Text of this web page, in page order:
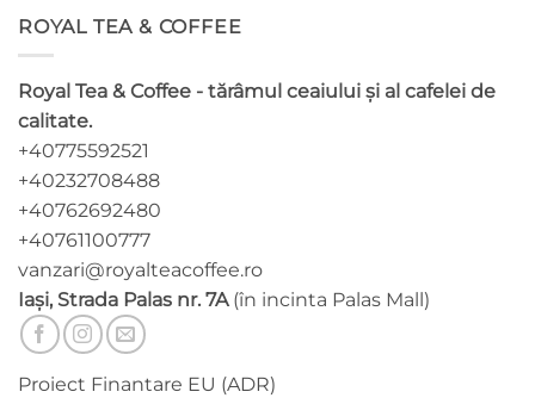
variații.
Opțiunile
fi
alese
în
pagina
produsului.
pot
fi
ROYAL TEA & COFFEE
Royal Tea & Coffee - tărâmul ceaiului și al cafelei de
calitate.
+40775592521
+40232708488
+40762692480
+40761100777
vanzari@royalteacoffee.ro
Iași, Strada Palas nr. 7A(în incinta Palas Mall)
Proiect Finantare EU (ADR)